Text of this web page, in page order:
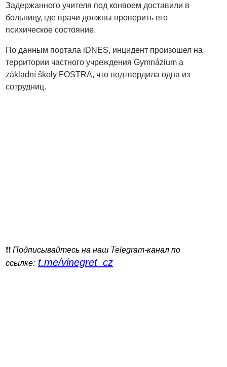
Задержанного учителя под конвоем доставили в
больницу, где врачи должны проверить его
психическое состояние.
По данным портала iDNES, инцидент произошел на
территории частного учреждения Gymnázium a
základní školy FOSTRA, что подтвердила одна из
сотрудниц.
❗️❗️Подписывайтесь на наш Telegram-канал по
ссылке: t.me/vinegret_cz